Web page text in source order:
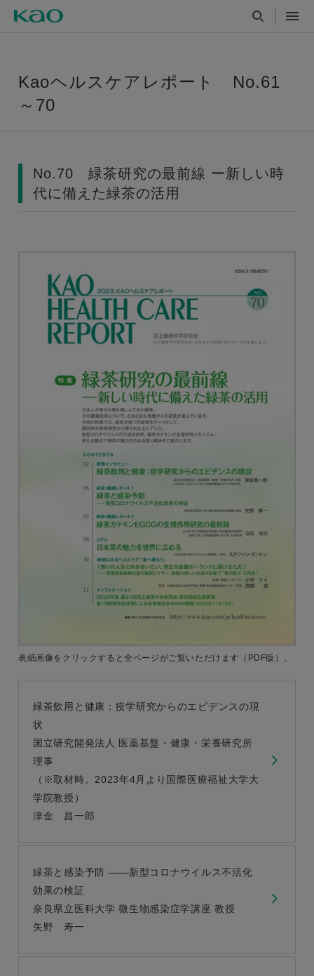
Kaoヘルスケアレポート No.61
～70
No.70 緑茶研究の最前線 ー新しい時
代に備えた緑茶の活用
表紙画像をクリックすると全ページがご覧いただけます （PDF版）。
緑茶飲用と健康：疫学研究からのエビデンスの現
状
国立研究開発法人 医薬基盤・健康・栄養研究所
理事
（※取材時。2023年4月より国際医療福祉大学大
学院教授）
津金 昌一郎
緑茶と感染予防
新型コロナウイルス不活化
効果の検証
奈良県立医科大学 微生物感染症学講座 教授
矢野 寿一